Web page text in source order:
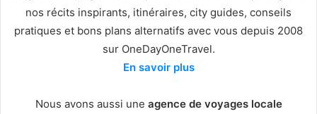
nos récits inspirants, itinéraires, city guides, conseils
pratiques et bons plans alternatifs avec vous depuis 2008
sur OneDayOneTravel.
En savoir plus
Nous avons aussi une agence de voyages locale